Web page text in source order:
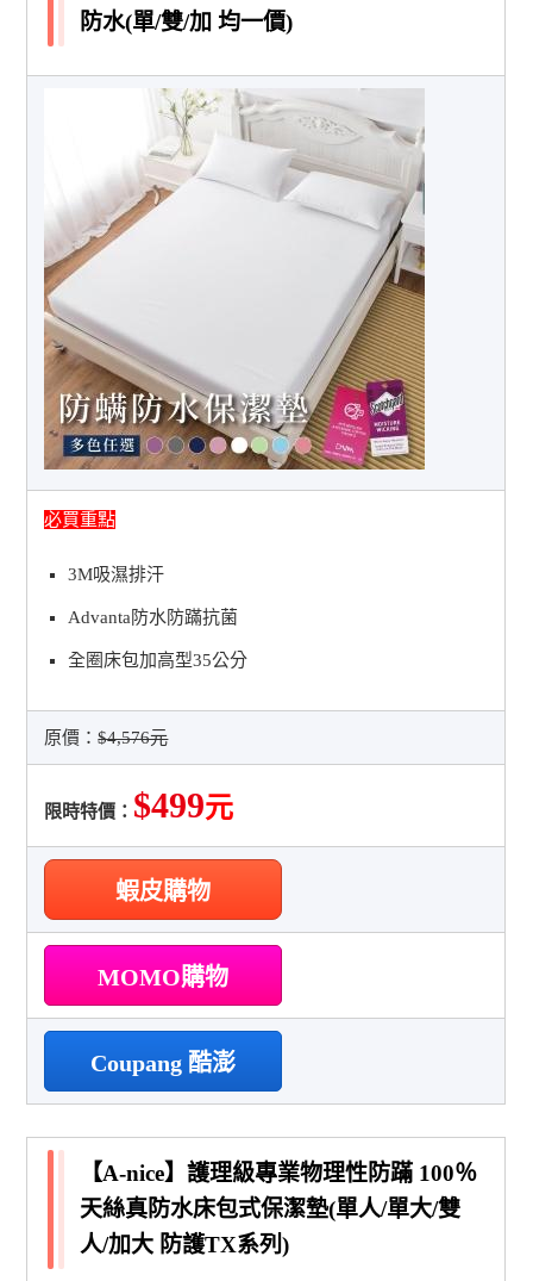
防水(單/雙/加 均一價)
必買重點
3M吸濕排汗
Advanta防水防蹣抗菌
全圈床包加高型35公分
原價：$4,576元
限時特價： $499元
蝦皮購物
MOMO購物
Coupang 酷澎
【A-nice】護理級專業物理性防蹣 100％
天絲真防水床包式保潔墊(單人/單大/雙
人/加大 防護TX系列)